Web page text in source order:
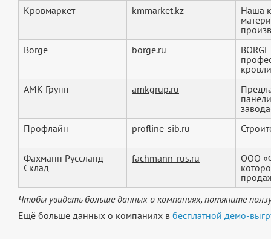
Кровмаркет kmmarket.kz
Наша
Borge
borge.ru
АМК Групп
amkgrup.ru
Профлайн
profline-sib.ru
Фахманн Руссланд
Склад
fachmann-rus.ru
ООО
Чтобы увидеть больше данных о компаниях, потяните
Ещё больше данных о компаниях в бесплатной демо-